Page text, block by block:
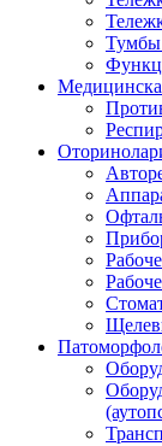
Тумбы